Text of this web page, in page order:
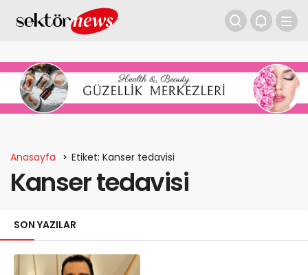
Anasayfa Etiket: Kanser tedavisi
Kanser tedavisi
SON YAZILAR